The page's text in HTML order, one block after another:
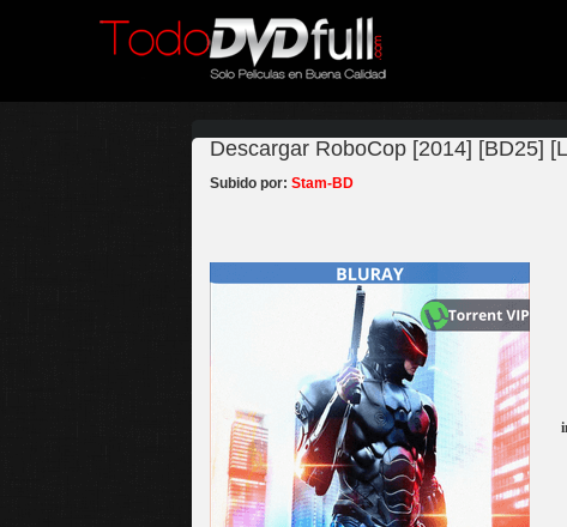
Descargar RoboCop [2014] [BD25]
Subido por: Stam-BD